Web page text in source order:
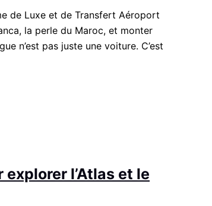
de Luxe et de Transfert Aéroport
la perle du Maroc, et monter
n’est pas juste une voiture. C’est
l’Atlas et le